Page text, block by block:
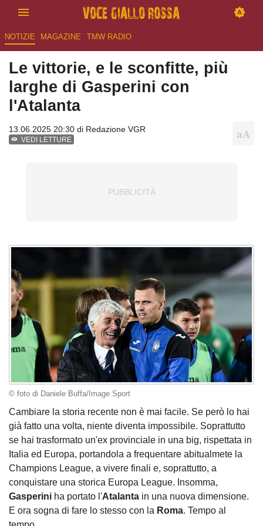
NOTIZIE MAGAZINE TMW RADIO
Le vittorie, e le sconfitte, più
larghe di Gasperini con
l'Atalanta
13.06.2025 20:30 di Redazione VGR
VEDI LETTURE
© foto di Daniele Buffa/Image Sport
Cambiare la storia recente non è mai facile. Se però lo hai
già fatto una volta, niente diventa impossibile. Soprattutto
se hai trasformato un'ex provinciale in una big, rispettata in
Italia ed Europa, portandola a frequentare abitualmete la
Champions League, a vivere finali e, soprattutto, a
conquistare una storica Europa League. Insomma,
Gasperini ha portato l'Atalanta in una nuova dimensione.
E ora sogna di fare lo stesso con la Roma. Tempo al